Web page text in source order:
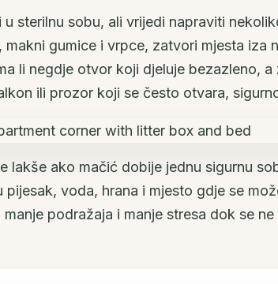
sterilnu sobu, ali vrijedi napraviti
gumice i vrpce, zatvori mjesta iza
li negdje otvor koji djeluje bezazleno,
ili prozor koji se često otvara,
lakše ako mačić dobije jednu sigurnu
voda, hrana i mjesto gdje se
podražaja i manje stresa dok se ne